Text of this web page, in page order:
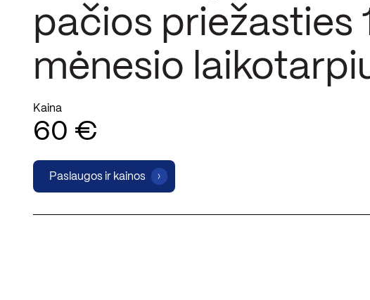
pačios priežasties
mėnesio
Kaina
60 €
Paslaugos ir kainos